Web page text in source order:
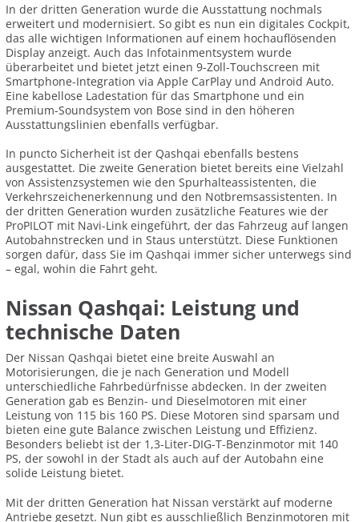
In der dritten Generation wurde die Ausstattung nochmals
erweitert und modernisiert. So gibt es nun ein digitales Cockpit,
das alle wichtigen Informationen auf einem hochauflösenden
Display anzeigt. Auch das Infotainmentsystem wurde
überarbeitet und bietet jetzt einen 9-Zoll-Touchscreen mit
Smartphone-Integration via Apple CarPlay und Android Auto.
Eine kabellose Ladestation für das Smartphone und ein
Premium-Soundsystem von Bose sind in den höheren
Ausstattungslinien ebenfalls verfügbar.
In puncto Sicherheit ist der Qashqai ebenfalls bestens
ausgestattet. Die zweite Generation bietet bereits eine Vielzahl
von Assistenzsystemen wie den Spurhalteassistenten, die
Verkehrszeichenerkennung und den Notbremsassistenten. In
der dritten Generation wurden zusätzliche Features wie der
ProPILOT mit Navi-Link eingeführt, der das Fahrzeug auf langen
Autobahnstrecken und in Staus unterstützt. Diese Funktionen
sorgen dafür, dass Sie im Qashqai immer sicher unterwegs sind
– egal, wohin die Fahrt geht.
Nissan Qashqai: Leistung und
technische Daten
Der Nissan Qashqai bietet eine breite Auswahl an
Motorisierungen, die je nach Generation und Modell
unterschiedliche Fahrbedürfnisse abdecken. In der zweiten
Generation gab es Benzin- und Dieselmotoren mit einer
Leistung von 115 bis 160 PS. Diese Motoren sind sparsam und
bieten eine gute Balance zwischen Leistung und Effizienz.
Besonders beliebt ist der 1,3-Liter-DIG-T-Benzinmotor mit 140
PS, der sowohl in der Stadt als auch auf der Autobahn eine
solide Leistung bietet.
Mit der dritten Generation hat Nissan verstärkt auf moderne
Antriebe gesetzt. Nun gibt es ausschließlich Benzinmotoren mit